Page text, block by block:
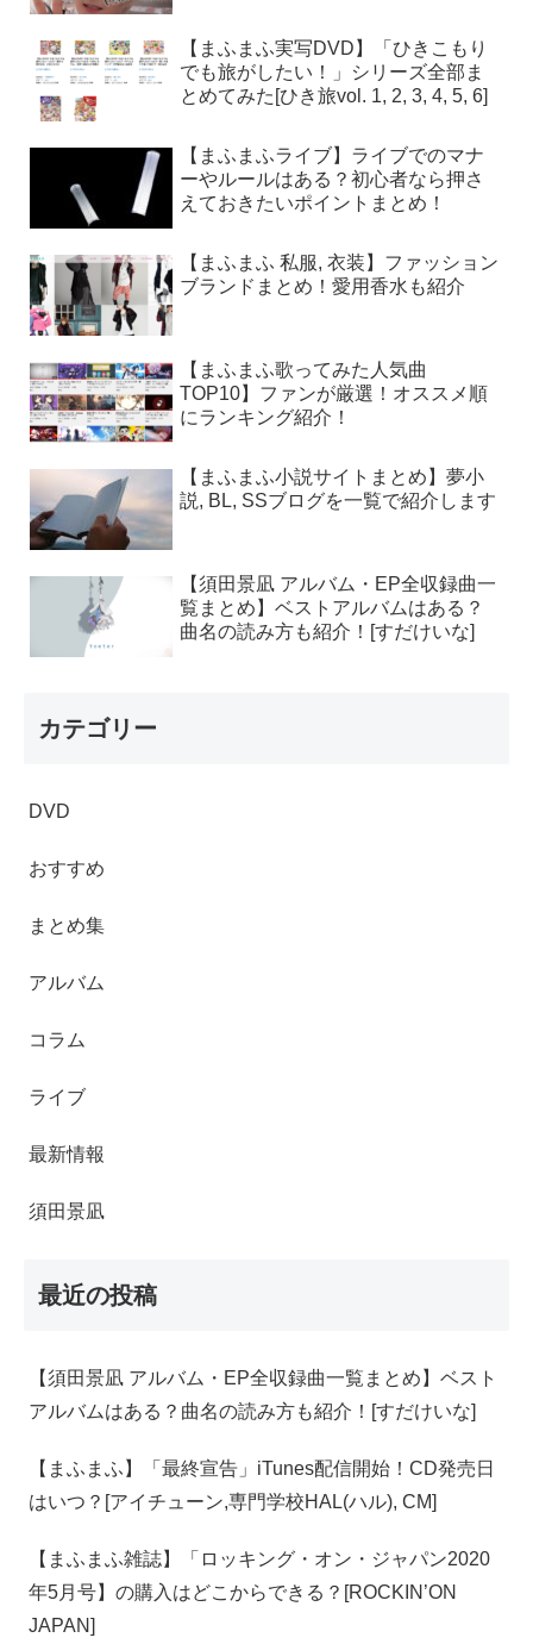
【まふまふ実写DVD】「ひきこもり
でも旅がしたい！」シリーズ全部ま
とめてみた[ひき旅vol. 1, 2, 3, 4, 5, 6]
【まふまふライブ】ライブでのマナ
ーやルールはある？初心者なら押さ
えておきたいポイントまとめ！
【まふまふ 私服, 衣装】ファッション
ブランドまとめ！愛用香水も紹介
【まふまふ歌ってみた人気曲
TOP10】ファンが厳選！オススメ順
にランキング紹介！
【まふまふ小説サイトまとめ】夢小
説, BL, SSブログを一覧で紹介します
【須田景凪 アルバム・EP全収録曲一
覧まとめ】ベストアルバムはある？
曲名の読み方も紹介！[すだけいな]
カテゴリー
DVD
おすすめ
まとめ集
アルバム
コラム
ライブ
最新情報
須田景凪
最近の投稿
【須田景凪 アルバム・EP全収録曲一覧まとめ】ベスト
アルバムはある？曲名の読み方も紹介！[すだけいな]
【‎まふまふ】「最終宣告」iTunes配信開始！CD発売日
はいつ？[アイチューン,専門学校HAL(ハル), CM]
【まふまふ雑誌】「ロッキング・オン・ジャパン2020
年5月号】の購入はどこからできる？[ROCKIN’ON
JAPAN]